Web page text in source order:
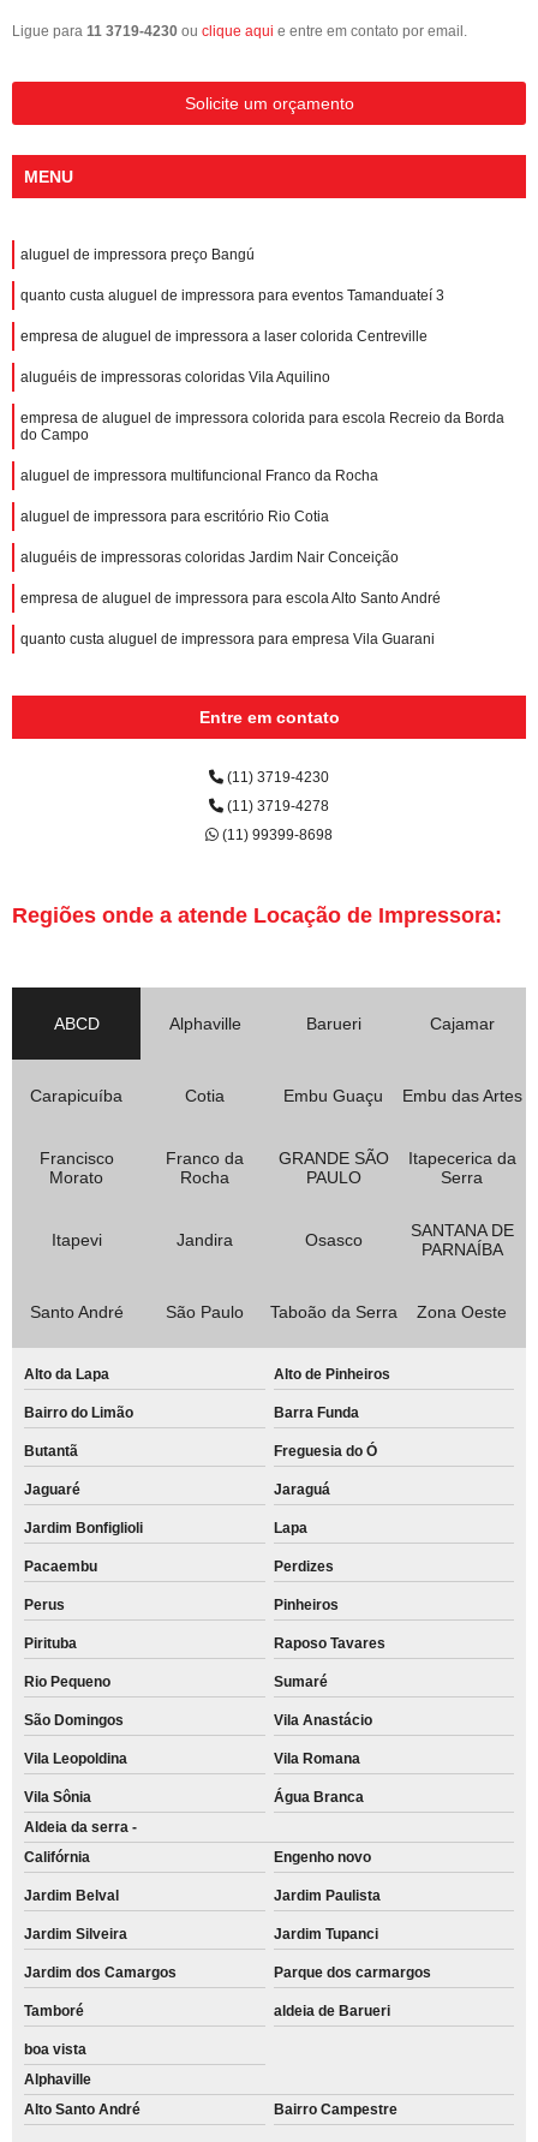
Ligue para 11 3719-4230 ou clique aqui e entre em contato por email.
Solicite um orçamento
MENU
aluguel de impressora preço Bangú
quanto custa aluguel de impressora para eventos Tamanduateí 3
empresa de aluguel de impressora a laser colorida Centreville
aluguéis de impressoras coloridas Vila Aquilino
empresa de aluguel de impressora colorida para escola Recreio da Borda
do Campo
aluguel de impressora multifuncional Franco da Rocha
aluguel de impressora para escritório Rio Cotia
aluguéis de impressoras coloridas Jardim Nair Conceição
empresa de aluguel de impressora para escola Alto Santo André
quanto custa aluguel de impressora para empresa Vila Guarani
Entre em contato
(11) 3719-4230
(11) 3719-4278
(11) 99399-8698
Regiões onde a atende Locação de Impressora:
ABCD Alphaville Barueri Cajamar
Carapicuíba Cotia Embu Guaçu Embu das Artes
Francisco
Morato
Franco da
Rocha
GRANDE SÃO
PAULO
Itapecerica da
Serra
Itapevi Jandira Osasco
SANTANA DE
PARNAÍBA
Santo André São Paulo Taboão da Serra Zona Oeste
Alto da Lapa Alto de Pinheiros
Bairro do Limão Barra Funda
Butantã Freguesia do Ó
Jaguaré Jaraguá
Jardim Bonfiglioli Lapa
Pacaembu Perdizes
Perus Pinheiros
Pirituba Raposo Tavares
Rio Pequeno Sumaré
São Domingos Vila Anastácio
Vila Leopoldina Vila Romana
Vila Sônia
Água Branca
Aldeia da serra -
Califórnia
Engenho novo
Jardim Belval Jardim Paulista
Jardim Silveira Jardim Tupanci
Jardim dos Camargos Parque dos carmargos
Tamboré aldeia de Barueri
boa vista
Alphaville
Alto Santo André
Bairro Campestre